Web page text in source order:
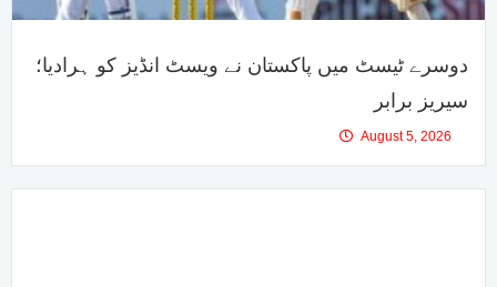
دوسرے ٹیسٹ میں پاکستان نے ویسٹ انڈیز کو ہرادیا؛
سیریز برابر
August 5, 2026